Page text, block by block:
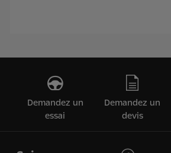
Demandez un
essai
Demandez un
devis